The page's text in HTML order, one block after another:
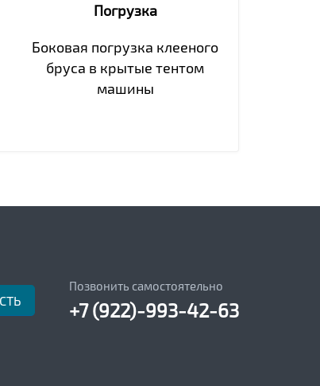
Погрузка
Боковая погрузка клееного
бруса в крытые тентом
машины
Позвонить самостоятельно
+7 (922)-993-42-63